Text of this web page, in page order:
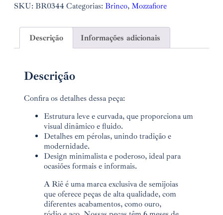
SKU: BR0344 Categorias: Brinco, Mozzafiore
Descrição Informações adicionais
Descrição
Confira os detalhes dessa peça:
Estrutura leve e curvada, que proporciona um
visual dinâmico e fluido.
Detalhes em pérolas, unindo tradição e
modernidade.
Design minimalista e poderoso, ideal para
ocasiões formais e informais.
A Riê é uma marca exclusiva de semijoias
que oferece peças de alta qualidade, com
diferentes acabamentos, como ouro,